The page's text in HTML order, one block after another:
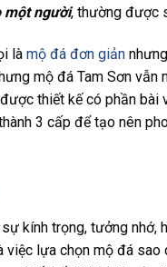
một người, thường được
là mộ đá đơn giản
mộ đá Tam Sơn vẫn
thiết kế có phần
3 cấp để tạo nên
kính trọng, tưởng nhớ,
lựa chọn mộ đá